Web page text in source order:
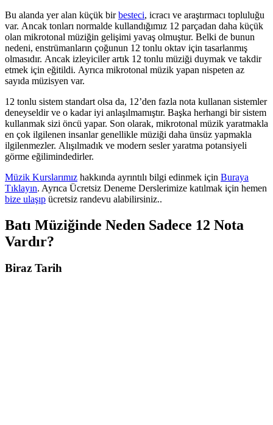
Bu alanda yer alan küçük birbesteci, icracı ve araştırmacı topluluğu
var. Ancak tonları normalde kullandığımız 12 parçadan daha küçük
olan mikrotonal müziğin gelişimi yavaş olmuştur. Belki de bunun
nedeni, enstrümanların çoğunun 12 tonlu oktav için tasarlanmış
olmasıdır. Ancak izleyiciler artık 12 tonlu müziği duymak ve takdir
etmek için eğitildi. Ayrıca mikrotonal müzik yapan nispeten az
sayıda müzisyen var.
12 tonlu sistem standart olsa da, 12’den fazla nota kullanan sistemler
deneyseldir ve o kadar iyi anlaşılmamıştır. Başka herhangi bir sistem
kullanmak sizi öncü yapar. Son olarak, mikrotonal müzik yaratmakla
en çok ilgilenen insanlar genellikle müziği daha ünsüz yapmakla
ilgilenmezler. Alışılmadık ve modern sesler yaratma potansiyeli
görme eğilimindedirler.
Müzik Kurslarımız hakkında ayrıntılı bilgi edinmek için Buraya
Tıklayın. Ayrıca Ücretsiz Deneme Derslerimize katılmak için hemen
bize ulaşıp ücretsiz randevu alabilirsiniz..
Batı Müziğinde Neden Sadece 12 Nota
Vardır?
Biraz Tarih